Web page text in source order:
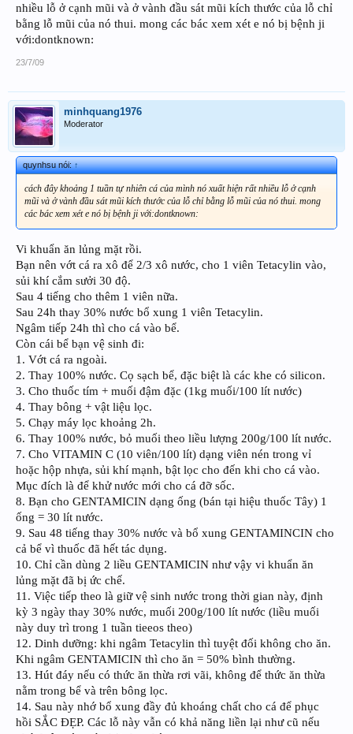
nhiều lỗ ở cạnh mũi và ở vành đầu sát mũi kích thước của lỗ chỉ
bằng lỗ mũi của nó thui. mong các bác xem xét e nó bị bệnh ji
với:dontknown:
23/7/09
minhquang1976
Moderator
quynhsu nói:↑
cách đây khoảng 1 tuần tự nhiên cá của mình nó xuất hiện rất nhiều lỗ ở cạnh
mũi và ở vành đầu sát mũi kích thước của lỗ chỉ bằng lỗ mũi của nó thui. mong
các bác xem xét e nó bị bệnh ji với:dontknown:
Vi khuẩn ăn lủng mặt rồi.
Bạn nên vớt cá ra xô để 2/3 xô nước, cho 1 viên Tetacylin vào,
sủi khí cắm sưởi 30 độ.
Sau 4 tiếng cho thêm 1 viên nữa.
Sau 24h thay 30% nước bổ xung 1 viên Tetacylin.
Ngâm tiếp 24h thì cho cá vào bể.
Còn cái bể bạn vệ sinh đi:
1. Vớt cá ra ngoài.
2. Thay 100% nước. Cọ sạch bể, đặc biệt là các khe có silicon.
3. Cho thuốc tím + muối đậm đặc (1kg muối/100 lít nước)
4. Thay bông + vật liệu lọc.
5. Chạy máy lọc khoảng 2h.
6. Thay 100% nước, bỏ muối theo liều lượng 200g/100 lít nước.
7. Cho VITAMIN C (10 viên/100 lít) dạng viên nén trong vỉ
hoặc hộp nhựa, sủi khí mạnh, bật lọc cho đến khi cho cá vào.
Mục đích là để khử nước mới cho cá đỡ sốc.
8. Bạn cho GENTAMICIN dạng ống (bán tại hiệu thuốc Tây) 1
ống = 30 lít nước.
9. Sau 48 tiếng thay 30% nước và bổ xung GENTAMINCIN cho
cả bể vì thuốc đã hết tác dụng.
10. Chỉ cần dùng 2 liều GENTAMICIN như vậy vi khuẩn ăn
lủng mặt đã bị ức chế.
11. Việc tiếp theo là giữ vệ sinh nước trong thời gian này, định
kỳ 3 ngày thay 30% nước, muối 200g/100 lít nước (liều muối
này duy trì trong 1 tuần tieeos theo)
12. Dinh dưỡng: khi ngâm Tetacylin thì tuyệt đối không cho ăn.
Khi ngâm GENTAMICIN thì cho ăn = 50% bình thường.
13. Hút đáy nếu có thức ăn thừa rơi vãi, không để thức ăn thừa
nằm trong bể và trên bông lọc.
14. Sau này nhớ bổ xung đầy đủ khoáng chất cho cá để phục
hồi SẮC ĐẸP. Các lỗ này vẫn có khả năng liền lại như cũ nếu